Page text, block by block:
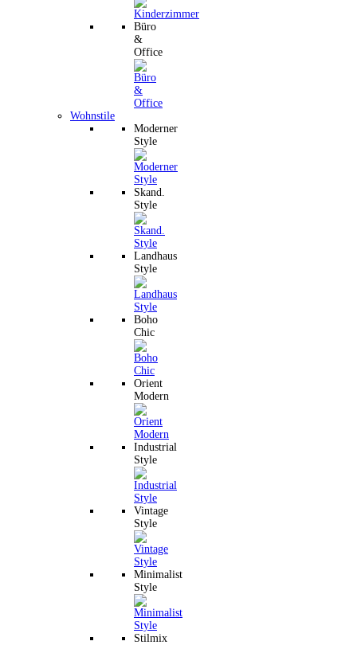
Büro
&
Office
Wohnstile
Moderner
Style
Skand.
Style
Landhaus
Style
Boho
Chic
Orient
Modern
Industrial
Style
Vintage
Style
Minimalist
Style
Stilmix